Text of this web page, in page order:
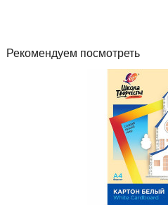
Рекомендуем посмотреть